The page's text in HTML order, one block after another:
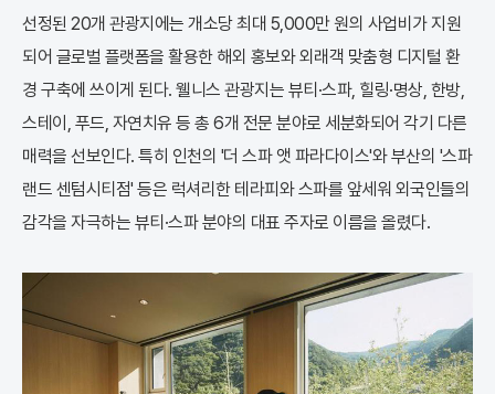
선정된 20개 관광지에는 개소당 최대 5,000만 원의 사업비가 지원
되어 글로벌 플랫폼을 활용한 해외 홍보와 외래객 맞춤형 디지털 환
경 구축에 쓰이게 된다. 웰니스 관광지는 뷰티·스파, 힐링·명상, 한방,
스테이, 푸드, 자연치유 등 총 6개 전문 분야로 세분화되어 각기 다른
매력을 선보인다. 특히 인천의 '더 스파 앳 파라다이스'와 부산의 '스파
랜드 센텀시티점' 등은 럭셔리한 테라피와 스파를 앞세워 외국인들의
감각을 자극하는 뷰티·스파 분야의 대표 주자로 이름을 올렸다.